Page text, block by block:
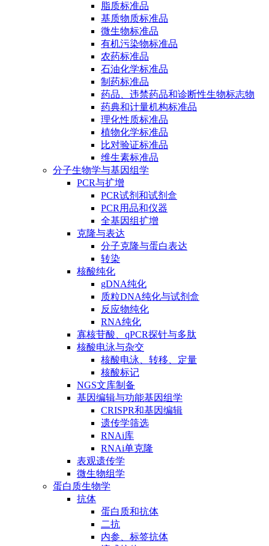
脂质标准品
基质物质标准品
微生物标准品
有机污染物标准品
农药标准品
石油化学标准品
制药标准品
药品、违禁药品和诊断性生物标志物
药典和计量机构标准品
理化性质标准品
植物化学标准品
比对验证标准品
维生素标准品
分子生物学与基因组学
PCR与扩增
PCR试剂和试剂盒
PCR用品和仪器
全基因组扩增
克隆与表达
分子克隆与蛋白表达
转染
核酸纯化
gDNA纯化
质粒DNA纯化与试剂盒
反应物纯化
RNA纯化
寡核苷酸、qPCR探针与多肽
核酸电泳与杂交
核酸电泳、转移、定量
核酸标记
NGS文库制备
基因编辑与功能基因组学
CRISPR和基因编辑
遗传学筛选
RNAi库
RNAi单克隆
表观遗传学
微生物组学
蛋白质生物学
抗体
蛋白质和抗体
二抗
内参、标签抗体